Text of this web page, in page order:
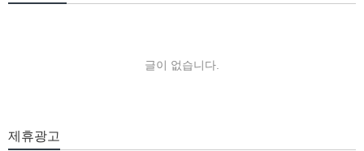
글이 없습니다.
제휴광고